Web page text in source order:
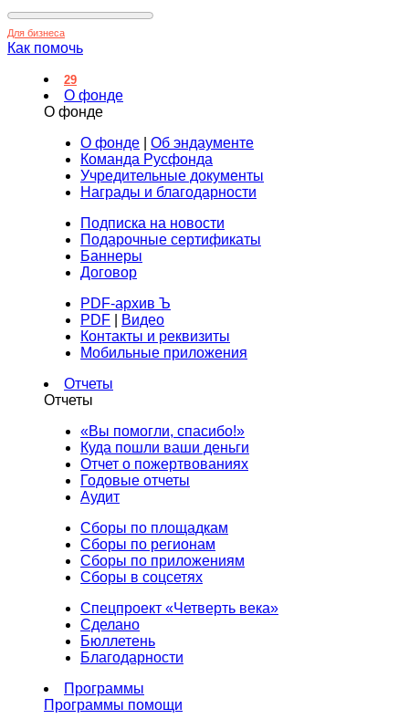
Для бизнеса
Как помочь
29
О фонде
О фонде
О фонде
Об эндаументе
Команда Русфонда
Учредительные документы
Награды и благодарности
Подписка на новости
Подарочные сертификаты
Баннеры
Договор
PDF-архив Ъ
PDF
Видео
Контакты и реквизиты
Мобильные приложения
Отчеты
Отчеты
«Вы помогли, спасибо!»
Куда пошли ваши деньги
Отчет о пожертвованиях
Годовые отчеты
Аудит
Сборы по площадкам
Сборы по регионам
Сборы по приложениям
Сборы в соцсетях
Спецпроект «Четверть века»
Сделано
Бюллетень
Благодарности
Программы
Программы помощи